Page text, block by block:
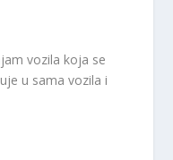
vozila koja se
u sama vozila i